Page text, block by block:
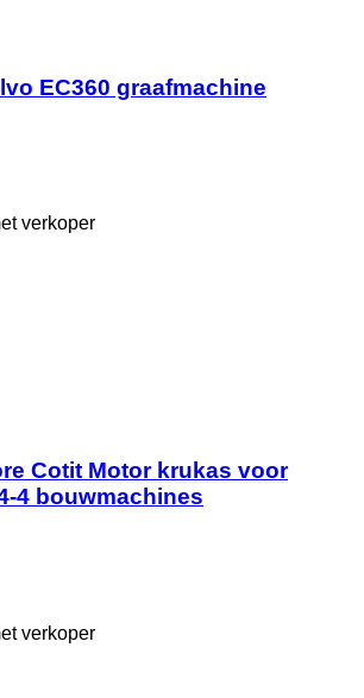
EC360 graafmachine
verkoper
Cotit Motor krukas voor
4 bouwmachines
verkoper